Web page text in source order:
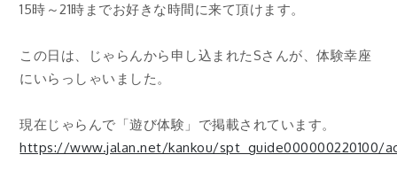
15時～21時までお好きな時間に来て頂けます。
この日は、じゃらんから申し込まれたSさんが、体験幸座
にいらっしゃいました。
現在じゃらんで「遊び体験」で掲載されています。
https://www.jalan.net/kankou/spt_guide000000220100/